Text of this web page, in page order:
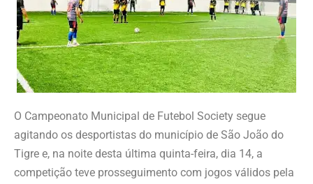
O Campeonato Municipal de Futebol Society segue
agitando os desportistas do município de São João do
Tigre e, na noite desta última quinta-feira, dia 14, a
competição teve prosseguimento com jogos válidos pela